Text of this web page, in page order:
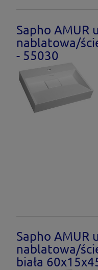
Sapho AMUR
nablatowa/
- 55030
Sapho AMUR
nablatowa/
biała